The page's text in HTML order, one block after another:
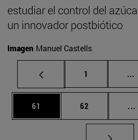
estudiar el control del
un innovador postbiótico
Imagen Manuel Castells
Página
1 ...
Página
61 Página
62 ...